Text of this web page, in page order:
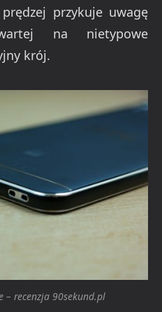
przykuje uwagę
na nietypowe
krój.
– recenzja 90sekund.pl